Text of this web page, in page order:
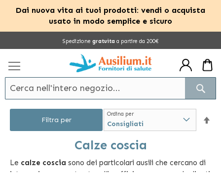
Dai nuova vita ai tuoi prodotti: vendi o acquista
usato in modo semplice e sicuro
Spedizione gratuita a partire da 200€
Calze coscia
Le calze coscia sono dei particolari ausili che cercano di
intervenire per contrastare l’insufficienza venosa degli arti
Ordina per
Filtra per